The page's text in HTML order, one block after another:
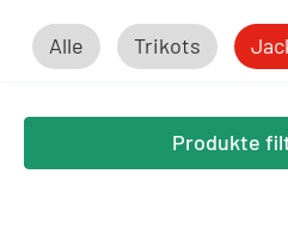
Alle Trikots
Produkte